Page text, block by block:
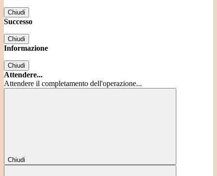
Chiudi
Successo
Chiudi
Informazione
Chiudi
Attendere...
Attendere il completamento dell'operazione...
Chiudi